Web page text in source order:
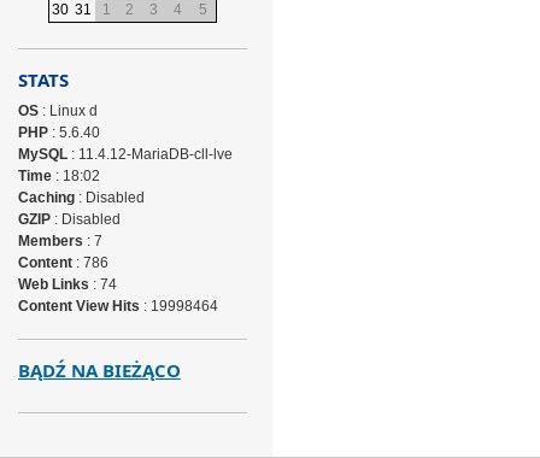
30 31 1 2 3 4 5
STATS
OS: Linux d
PHP: 5.6.40
MySQL: 11.4.12-MariaDB-cll-lve
Time: 18:02
Caching: Disabled
GZIP: Disabled
Members : 7
Content: 786
Web Links : 74
Content View Hits : 19998464
BĄDŹ NA BIEŻĄCO